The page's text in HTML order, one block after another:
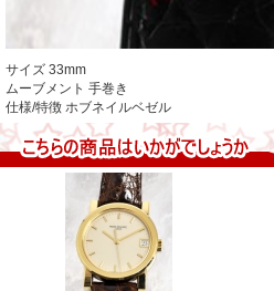
サイズ 33mm
ムーブメント 手巻き
仕様/特徴 ホブネイルベゼル